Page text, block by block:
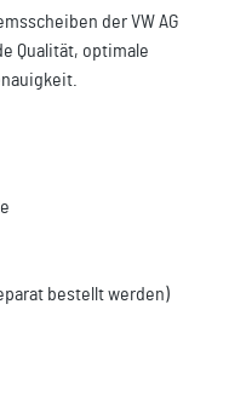
der VW AG
Qualität, optimale
bestellt werden)